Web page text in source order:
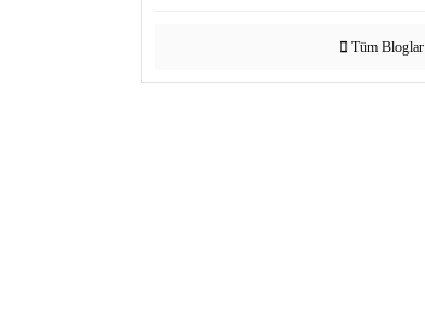
Tüm Bloglar